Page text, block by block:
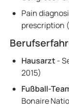
Pain
prescription
Hausarzt -
2015)
Fußball-
Bonaire